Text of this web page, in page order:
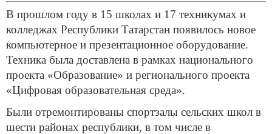
В прошлом году в 15 школах и 17 техникумах и
колледжах Республики Татарстан появилось новое
компьютерное и презентационное оборудование.
Техника была доставлена в рамках национального
проекта «Образование» и регионального проекта
«Цифровая образовательная среда».
Были отремонтированы спортзалы сельских школ в
шести районах республики, в том числе в